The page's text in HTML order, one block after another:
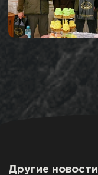
Другие новости